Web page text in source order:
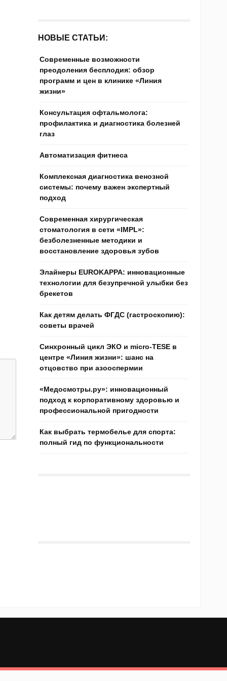
НОВЫЕ СТАТЬИ:
Современные возможности
преодоления бесплодия: обзор
программ и цен в клинике «Линия
жизни»
Консультация офтальмолога:
профилактика и диагностика болезней
глаз
Автоматизация фитнеса
Комплексная диагностика венозной
системы: почему важен экспертный
подход
Современная хирургическая
стоматология в сети «IMPL»:
безболезненные методики и
восстановление здоровья зубов
Элайнеры EUROKAPPA: инновационные
технологии для безупречной улыбки без
брекетов
Как детям делать ФГДС (гастроскопию):
советы врачей
Синхронный цикл ЭКО и micro-TESE в
центре «Линия жизни»: шанс на
отцовство при азооспермии
«Медосмотры.ру»: инновационный
подход к корпоративному здоровью и
профессиональной пригодности
Как выбрать термобелье для спорта:
полный гид по функциональности